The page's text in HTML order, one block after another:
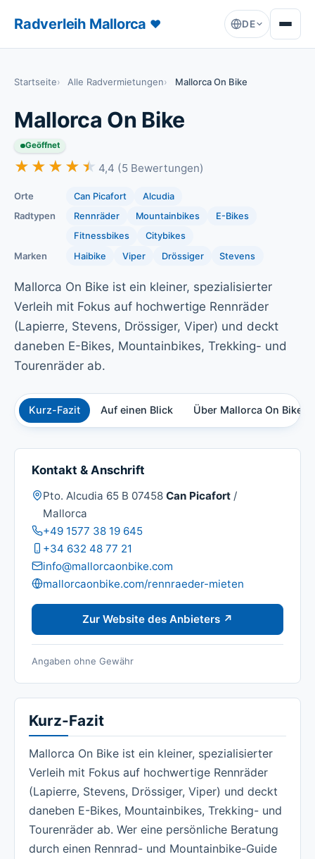
Radverleih Mallorca ♥ DE
Startseite Alle Radvermietungen Mallorca On Bike
Mallorca On Bike
Geöffnet
★★★★★
★★★★★ 4,4 (5 Bewertungen)
Orte Can Picafort Alcudia
Radtypen Rennräder Mountainbikes
E-Bikes
Fitnessbikes
Citybikes
Marken Haibike Viper Drössiger Stevens
Mallorca On Bike ist ein kleiner, spezialisierter
Verleih mit Fokus auf hochwertige Rennräder
(Lapierre, Stevens, Drössiger, Viper) und deckt
daneben E-Bikes, Mountainbikes, Trekking- und
Tourenräder ab.
Kurz-Fazit Auf einen Blick Über Mallorca On Bike
Kurz-Fazit
Mallorca On Bike ist ein kleiner, spezialisierter
Verleih mit Fokus auf hochwertige Rennräder
(Lapierre, Stevens, Drössiger, Viper) und deckt
daneben E-Bikes, Mountainbikes, Trekking- und
Tourenräder ab. Wer eine persönliche Beratung
durch einen Rennrad- und Mountainbike-Guide
Kontakt & Anschrift
Adresse:
Pto. Alcudia 65 B 07458 Can Picafort /
Mallorca
Telefon:
+49 1577 38 19 645
Mobil:
+34 632 48 77 21
E-Mail:
info@mallorcaonbike.com
Website:
mallorcaonbike.com/rennraeder-mieten
Zur Website des Anbieters ↗
Angaben ohne Gewähr